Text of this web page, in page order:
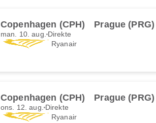
Copenhagen (CPH) Prague (PRG)
man. 10. aug. Direkte
Ryanair
Copenhagen (CPH) Prague (PRG)
ons. 12. aug. Direkte
Ryanair